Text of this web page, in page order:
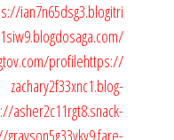
ian7n65dsg3.blogitri
profilehttps://
zachary2f33xnc1.blog-
asher2c11rgt8.snack-